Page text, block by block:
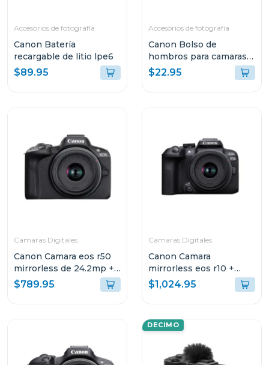
Accesorios de fotografía
Canon Batería
recargable de litio lpe6
$89.95
Accesorios de fotografía
Canon Bolso de
hombros para camaras
dSLR
$22.95
Camaras Digitales
Canon Camara eos r50
mirrorless de 24.2mp +
lente rf-s 18-45 f/4.5-6.3
is stm kit
$789.95
Camaras Digitales
Canon Camara
mirrorless eos r10 +
lente rfs 18-45mm f/4.5-
6.3 is stm kit
$1,024.95
DECIMO